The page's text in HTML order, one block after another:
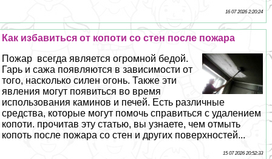
16 07 2026 2:20:24
Как избавиться от копоти со стен после пожара
Пожар всегда является огромной бедой.
Гарь и сажа появляются в зависимости от
того, насколько силен огонь. Также эти
явления могут появиться во время
использования каминов и печей. Есть различные
средства, которые могут помочь справиться с удалением
копоти. прочитав эту статью, вы узнаете, чем отмыть
копоть после пожара со стен и других поверхностей...
15 07 2026 20:52:33